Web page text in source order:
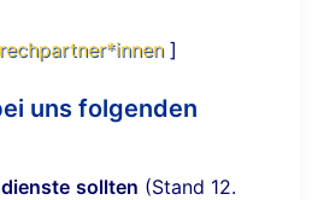
]
uns folgenden
sollten (Stand 12.